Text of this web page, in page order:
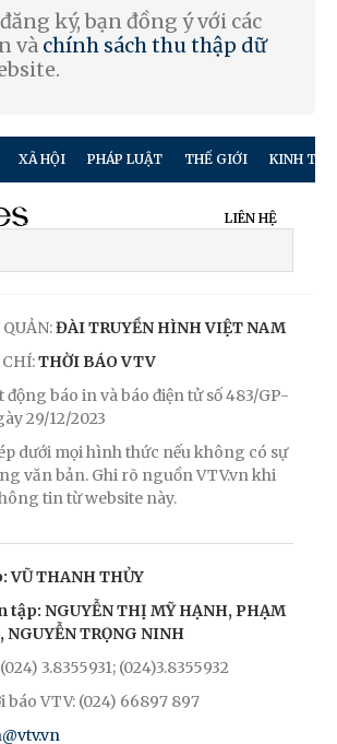
ký, bạn đồng ý với các
và chính sách thu thập dữ
XÃ HỘI PHÁP LUẬT THẾ GIỚI KINH TẾ
LIÊN HỆ
QUẢN:ĐÀI TRUYỀN HÌNH VIỆT NAM
CHÍ:THỜI BÁO VTV
động báo in và báo điện tử số 483/GP-
29/12/2023
dưới mọi hình thức nếu không có sự
văn bản. Ghi rõ nguồn VTV.vn khi
tin từ website này.
VŨ THANH THỦY
tập: NGUYỄN THỊ MỸ HẠNH, PHẠM
NGUYỄN TRỌNG NINH
3.8355931; (024)3.8355932
VTV: (024) 66897 897